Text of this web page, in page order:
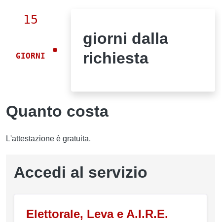
15
GIORNI
giorni dalla
richiesta
Quanto costa
L'attestazione è gratuita.
Accedi al servizio
Elettorale, Leva e A.I.R.E.